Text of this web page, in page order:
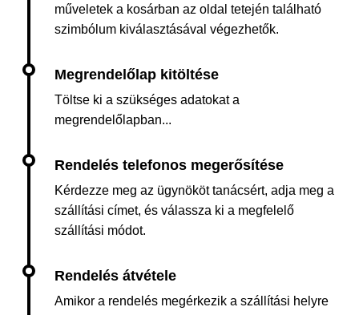
műveletek a kosárban az oldal tetején található
szimbólum kiválasztásával végezhetők.
Töltse ki a szükséges adatokat a
megrendelőlapban...
Kérdezze meg az ügynököt tanácsért, adja meg a
szállítási címet, és válassza ki a megfelelő
szállítási módot.
Amikor a rendelés megérkezik a szállítási helyre